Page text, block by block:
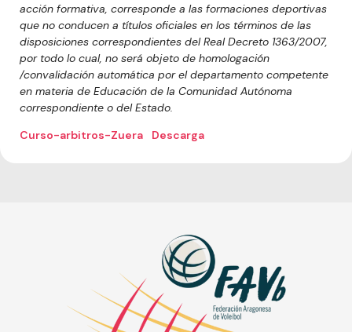
acción formativa, corresponde a las formaciones deportivas
que no conducen a títulos oficiales en los términos de las
disposiciones correspondientes del Real Decreto 1363/2007,
por todo lo cual, no será objeto de homologación
/convalidación automática por el departamento competente
en materia de Educación de la Comunidad Autónoma
correspondiente o del Estado.
Curso-arbitros-Zuera
Descarga